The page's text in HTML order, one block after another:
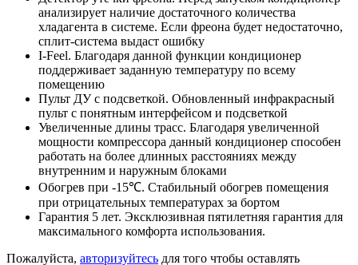
анализирует наличие достаточного количества
хладагента в системе. Если фреона будет недостаточно,
сплит-система выдаст ошибку
I-Feel. Благодаря данной функции кондиционер
поддерживает заданную температуру по всему
помещению
Пульт ДУ с подсветкой. Обновленный инфракрасный
пульт с понятным интерфейсом и подсветкой
Увеличенные длины трасс. Благодаря увеличенной
мощности компрессора данный кондиционер способен
работать на более длинных расстояниях между
внутренним и наружным блоками
Обогрев при -15℃. Стабильный обогрев помещения
при отрицательных температурах за бортом
Гарантия 5 лет. Эксклюзивная пятилетняя гарантия для
максимального комфорта использования.
Пожалуйста, авторизуйтесь для того чтобы оставлять